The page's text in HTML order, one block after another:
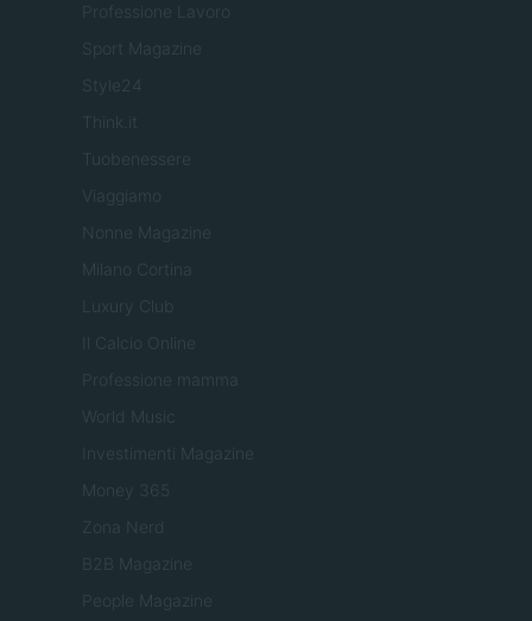
Professione Lavoro
Sport Magazine
Style24
Think.it
Tuobenessere
Viaggiamo
Nonne Magazine
Milano Cortina
Luxury Club
Il Calcio Online
Professione mamma
World Music
Investimenti Magazine
Money 365
Zona Nerd
B2B Magazine
People Magazine